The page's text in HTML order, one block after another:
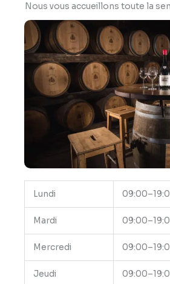
Nous vous accueillons toute la
Lundi
Mardi
Mercredi
Jeudi